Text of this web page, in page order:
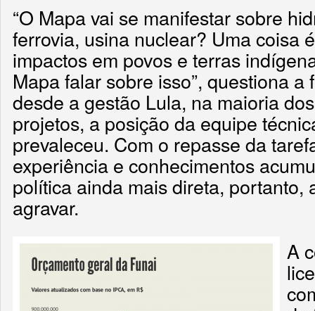
“O Mapa vai se manifestar sobre
ferrovia, usina nuclear? Uma coisa
impactos em povos e terras
Mapa falar sobre isso”, questiona
desde a gestão Lula, na maioria
projetos, a posição da equipe
prevaleceu. Com o repasse da
experiência e conhecimentos
política ainda mais direta, portanto,
agravar.
A